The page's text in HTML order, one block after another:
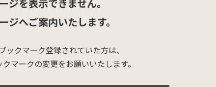
ジを表示できません。
ジへご案内いたします。
ックマーク登録されていた方は、
マークの変更をお願いいたします。